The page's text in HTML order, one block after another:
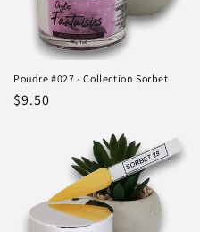
Poudre #027 - Collection Sorbet
Prix
$9.50